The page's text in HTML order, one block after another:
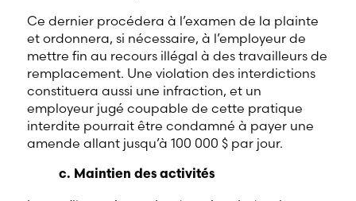
Ce dernier procédera à l’examen de la plainte
et ordonnera, si nécessaire, à l’employeur de
mettre fin au recours illégal à des travailleurs de
remplacement. Une violation des interdictions
constituera aussi une infraction, et un
employeur jugé coupable de cette pratique
interdite pourrait être condamné à payer une
amende allant jusqu’à 100 000 $ par jour.
c. Maintien des activités